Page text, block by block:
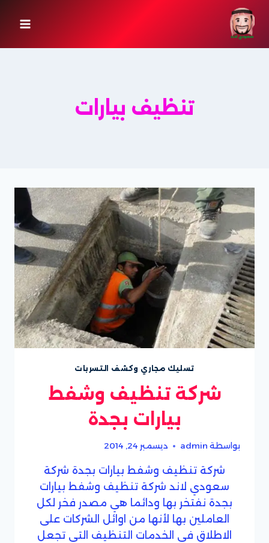
التجاوز
إلى
المحتوى
تنظيف بيارات
تسليك مجاري وكشف التسربات
شركة تنظيف وشفط
بيارات بجدة
بواسطة admin ديسمبر 24, 2014
شركة تنظيف وشفط بيارات بجدة شركة
سعودي لاند شركة تنظيف وشفط بيارات
بجدة نفتخر بها ودائما هي مصدر فخر لكل
العاملين بها لأنها من اوائل الشركات على
الاطلاق فى الخدمات التنظيف التي تجعل